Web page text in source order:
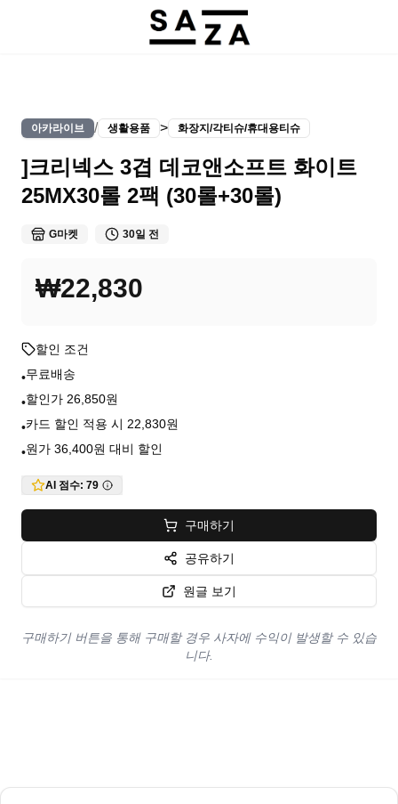
아카라이브 / 생활용품 > 화장지/각티슈/휴대용티슈
]크리넥스 3겹 데코앤소프트 화이트
25MX30롤 2팩 (30롤+30롤)
G마켓 30일 전
₩22,830
할인 조건
•무료배송
•할인가 26,850원
•카드 할인 적용 시 22,830원
•원가 36,400원 대비 할인
AI 점수: 79
구매하기
공유하기
원글 보기
구매하기 버튼을 통해 구매할 경우 사자에 수익이 발생할 수 있습
니다.